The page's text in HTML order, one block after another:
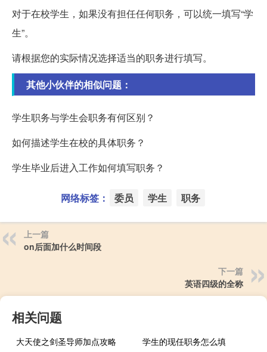
对于在校学生，如果没有担任任何职务，可以统一填写“学
生”。
请根据您的实际情况选择适当的职务进行填写。
其他小伙伴的相似问题：
学生职务与学生会职务有何区别？
如何描述学生在校的具体职务？
学生毕业后进入工作如何填写职务？
网络标签： 委员 学生 职务
上一篇
on后面加什么时间段
下一篇
英语四级的全称
相关问题
大天使之剑圣导师加点攻略
学生的现任职务怎么填